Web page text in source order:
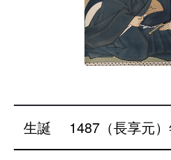
生誕 1487（長享元